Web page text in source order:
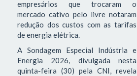
empresários que trocaram o
mercado cativo pelo livre notaram
redução dos custos com as tarifas
de energia elétrica.
A Sondagem Especial Indústria e
Energia 2026, divulgada nesta
quinta-feira (30) pela CNI, revela